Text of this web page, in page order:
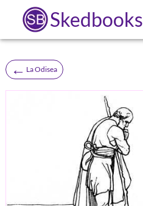
Skedbooks
← La Odisea